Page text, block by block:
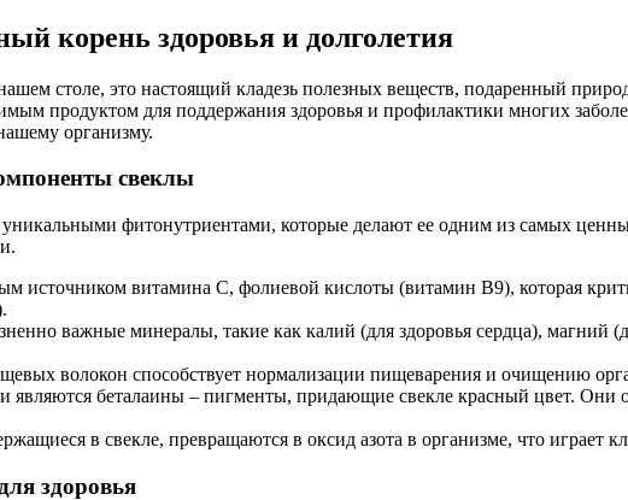
корень здоровья и долголетия
столе, это настоящий кладезь полезных веществ, подаренный
продуктом для поддержания здоровья и профилактики многих
организму.
свеклы
фитонутриентами, которые делают ее одним из самых
источником витамина С, фолиевой кислоты (витамин B9), которая
важные минералы, такие как калий (для здоровья сердца),
волокон способствует нормализации пищеварения и очищению
являются беталаины – пигменты, придающие свекле красный цвет.
в свекле, превращаются в оксид азота в организме, что играет
здоровья